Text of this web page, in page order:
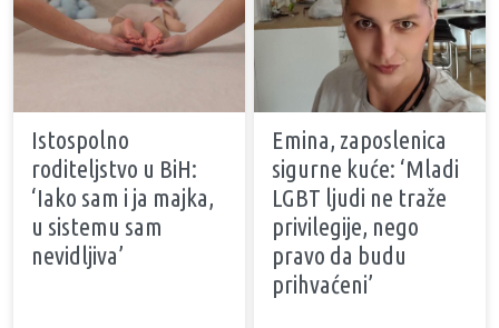
Istospolno
roditeljstvo u BiH:
‘Iako sam i ja majka,
u sistemu sam
nevidljiva’
Emina, zaposlenica
sigurne kuće: ‘Mladi
LGBT ljudi ne traže
privilegije, nego
pravo da budu
prihvaćeni’